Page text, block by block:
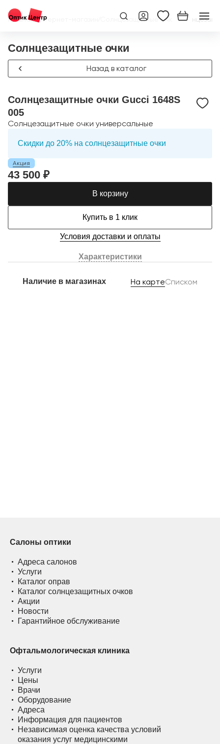
Главная/Интернет-магазин Солнцезащитные очки /
Солнцезащитные очки
Назад в каталог
Солнцезащитные очки Gucci 1648S
005
Солнцезащитные очки универсальные
Скидки до 20% на солнцезащитные очки
Акция
43 500 ₽
В корзину
Купить в 1 клик
Условия доставки и оплаты
Характеристики
Наличие в магазинах На картеСписком
Салоны оптики
Адреса салонов
Услуги
Каталог оправ
Каталог солнцезащитных очков
Акции
Новости
Гарантийное обслуживание
Офтальмологическая клиника
Услуги
Цены
Врачи
Оборудование
Адреса
Информация для пациентов
Независимая оценка качества условий
оказания услуг медицинскими